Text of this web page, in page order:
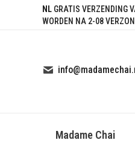
NL GRATIS VERZENDING
WORDEN NA 2-08
Madame Chai